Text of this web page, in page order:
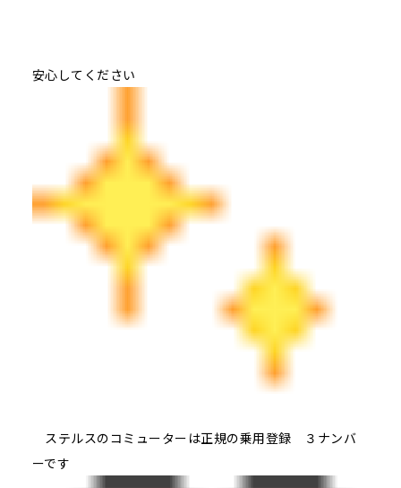
安心してください
ステルスのコミューターは正規の乗用登録 ３ナンバ
ーです